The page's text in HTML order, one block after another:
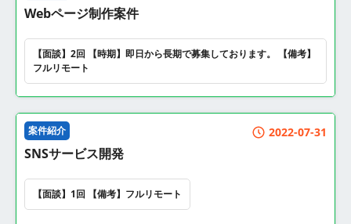
Webページ制作案件
【面談】2回 【時期】即日から長期で募集しております。 【備考】
フルリモート
案件紹介 2022-07-31
SNSサービス開発
【面談】1回 【備考】フルリモート